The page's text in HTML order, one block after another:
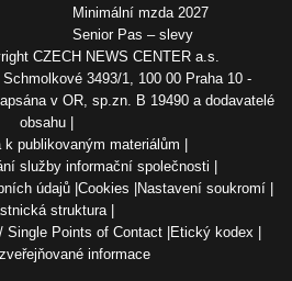
Minimální mzda 2027
Senior Pas – slevy
CZECH NEWS CENTER a.s.
3493/1, 100 00 Praha 10 -
v OR, sp.zn. B 19490 a dodavatelé
obsahu
k publikovaným materiálům
služby informační společnosti
údajů Cookies Nastavení soukromí
struktura
Points of Contact Etický kodex
informace